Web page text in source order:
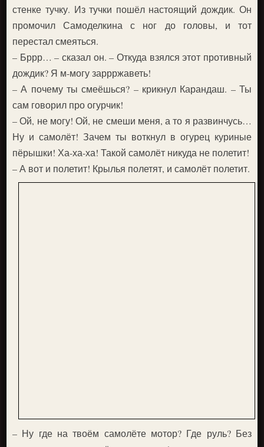
стенке тучку. Из тучки пошёл настоящий дождик. Он
промочил Самоделкина с ног до головы, и тот
перестал смеяться.
– Бррр… – сказал он. – Откуда взялся этот противный
дождик? Я м-могу заррржаветь!
– А почему ты смеёшься? – крикнул Карандаш. – Ты
сам говорил про огурчик!
– Ой, не могу! Ой, не смеши меня, а то я развинчусь…
Ну и самолёт! Зачем ты воткнул в огурец куриные
пёрышки! Ха-ха-ха! Такой самолёт никуда не полетит!
– А вот и полетит! Крылья полетят, и самолёт полетит.
– Ну где на твоём самолёте мотор? Где руль? Без